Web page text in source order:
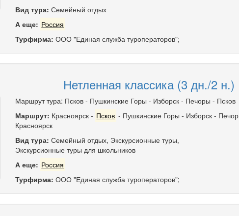
Вид тура: Семейный отдых
А еще: Россия
Турфирма: ООО "Единая служба туроператоров";
Нетленная классика (3 дн./2 н.)
Маршрут тура: Псков - Пушкинские Горы - Изборск - Печоры - Псков
Маршрут: Красноярск- Псков - Пушкинские Горы - Изборск -
Красноярск
Вид тура: Семейный отдых, Экскурсионные туры,
Экскурсионные туры для школьников
А еще: Россия
Турфирма: ООО "Единая служба туроператоров";